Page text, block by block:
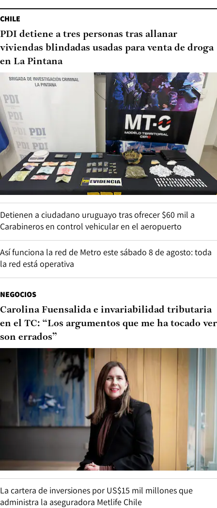
CHILE
PDI detiene a tres personas tras allanar
viviendas blindadas usadas para venta de droga
en La Pintana
Detienen a ciudadano uruguayo tras ofrecer $60 mil a
Carabineros en control vehicular en el aeropuerto
Así funciona la red de Metro este sábado 8 de agosto: toda
la red está operativa
NEGOCIOS
Carolina Fuensalida e invariabilidad tributaria
en el TC: “Los argumentos que me ha tocado ver
son errados”
La cartera de inversiones por US$15 mil millones que
administra la aseguradora Metlife Chile